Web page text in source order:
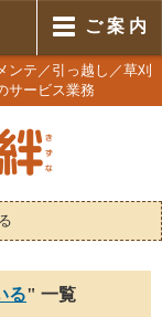
ご 案 内
ンテ／引っ越し／草刈
サービス業務
る" 一覧